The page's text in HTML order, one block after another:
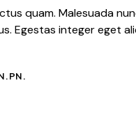
quam. Malesuada
Egestas integer eget
PN.